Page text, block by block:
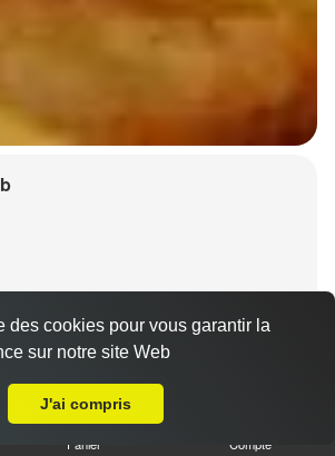
Panier Compte
des cookies pour vous garantir la
sur notre site Web
J'ai compris